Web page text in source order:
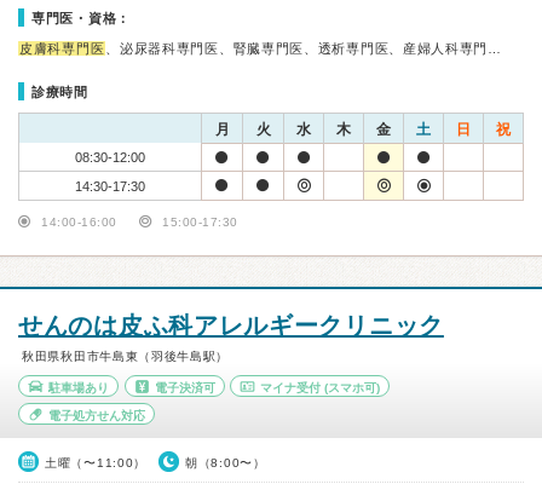
専門医・資格：
皮膚科専門医 、泌尿器科専門医、腎臓専門医、透析専門医、産婦人科専門…
診療時間
月 火 水 木 金 土 日 祝
08:30-12:00
14:30-17:30
14:00-16:00 15:00-17:30
せんのは皮ふ科アレルギークリニック
秋田県秋田市牛島東（羽後牛島駅）
駐車場あり 電子決済可 マイナ受付 (スマホ可)
電子処方せん対応
土曜（〜11:00） 朝（8:00〜）